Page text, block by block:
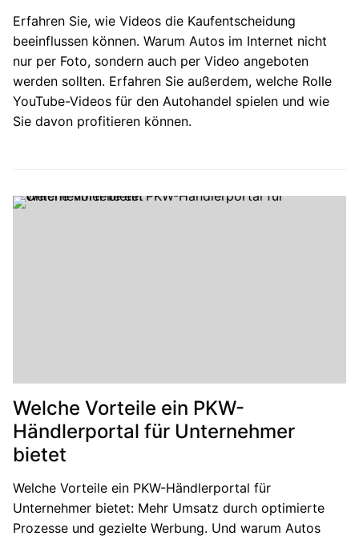
Erfahren Sie, wie Videos die Kaufentscheidung
beeinflussen können. Warum Autos im Internet nicht
nur per Foto, sondern auch per Video angeboten
werden sollten. Erfahren Sie außerdem, welche Rolle
YouTube-Videos für den Autohandel spielen und wie
Sie davon profitieren können.
Welche Vorteile ein PKW-
Händlerportal für Unternehmer
bietet
Welche Vorteile ein PKW-Händlerportal für
Unternehmer bietet: Mehr Umsatz durch optimierte
Prozesse und gezielte Werbung. Und warum Autos